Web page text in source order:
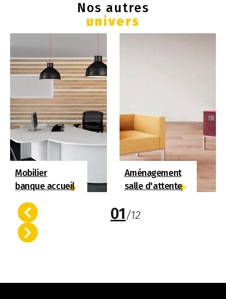
Nos autres
univers
Mobilier
banque accueil
+
Aménagement
salle d'attente+
01/12